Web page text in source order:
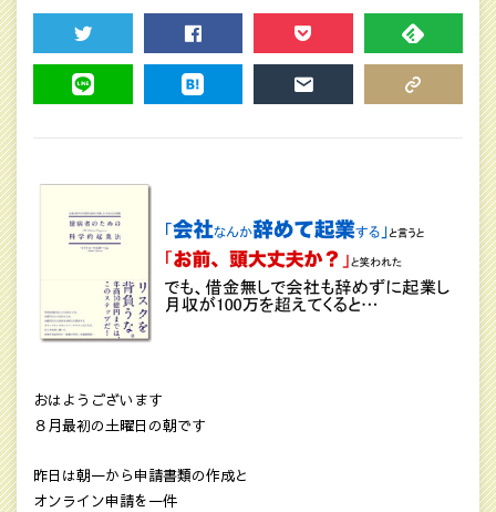
TWEET SHARE POCKET FEEDLY
おはようございます
８月最初の土曜日の朝です
昨日は朝一から申請書類の作成と
オンライン申請を一件